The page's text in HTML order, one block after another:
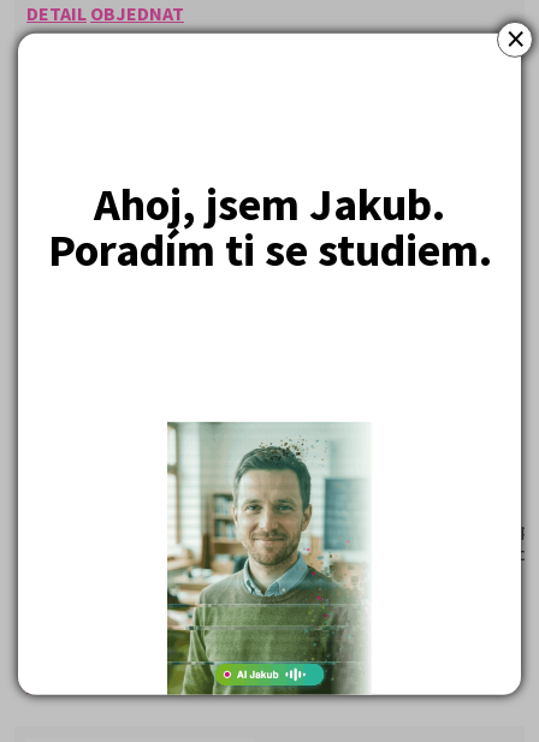
×
Ahoj, jsem Jakub.
Poradím ti se studiem.
DETAIL OBJEDNAT
Mgr. Drahuše Mašková
Hodnocení serveru:
* * * **
ČESKÝ JAZYK - testové úlohy
Sbírka 1350 testových úloh s klíčem pro průběžné studium a
přípravu k maturitě a k přijímacícm zkouškám na vysokou
(běžná cena 181 Kč)
OBJEDNAT
Skladem (doručení do tří dnů)